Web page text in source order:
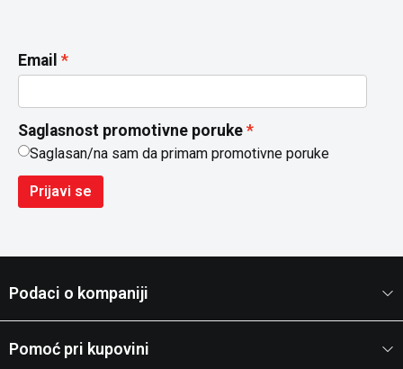
Email
Saglasnost promotivne poruke
Saglasan/na sam da primam promotivne poruke
Prijavi se
Podaci o kompaniji
Pomoć pri kupovini